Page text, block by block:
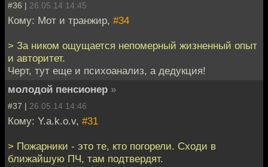
#36 | 26.05.14 14:45
Кому: Мот и транжир, #34
> За ником ощущается непомерный жизненный опыт
и авторитет.
Черт, тут еще и психоанализ, а дедукция!
молодой пенсионер »
#37 | 26.05.14 14:46
Кому: Y.a.k.o.v, #31
> Пожарники - это те, кто погорели. Сходи в
ближайшую ПЧ, там подтвердят.